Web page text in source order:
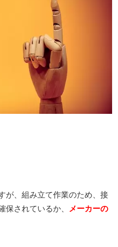
が、組み立て作業のため、接
保されているか、
メーカーの